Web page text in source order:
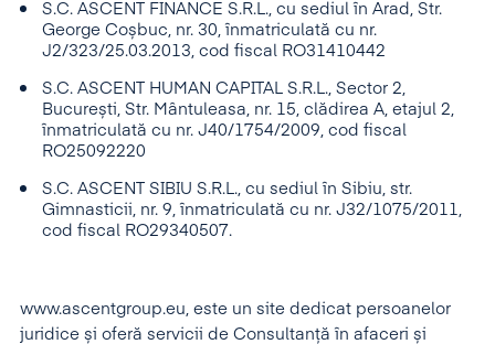
S.C. ASCENT FINANCE S.R.L., cu sediul în Arad, Str.
George Coșbuc, nr. 30, înmatriculată cu nr.
J2/323/25.03.2013, cod fiscal RO31410442
S.C. ASCENT HUMAN CAPITAL S.R.L., Sector 2,
București, Str. Mântuleasa, nr. 15, clădirea A, etajul 2,
înmatriculată cu nr. J40/1754/2009, cod fiscal
RO25092220
S.C. ASCENT SIBIU S.R.L., cu sediul în Sibiu, str.
Gimnasticii, nr. 9, înmatriculată cu nr. J32/1075/2011,
cod fiscal RO29340507.
www.ascentgroup.eu, este un site dedicat persoanelor
juridice și oferă servicii de Consultanță în afaceri și